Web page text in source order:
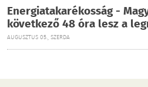
Energiatakarékosság -
következő 48 óra lesz a
AUGUSZTUS 05., SZERDA